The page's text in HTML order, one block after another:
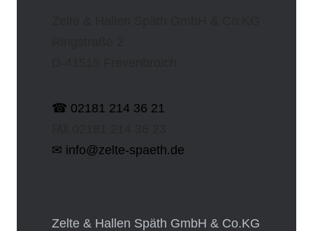
☎ 02181 214 36 21
✉ info@zelte-spaeth.de
Zelte & Hallen Späth GmbH & Co.KG